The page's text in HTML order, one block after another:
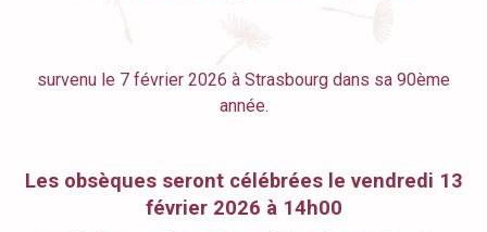
survenu le 7 février 2026 à Strasbourg dans sa 90ème
année.
Les obsèques seront célébrées le vendredi 13
février 2026 à 14h00